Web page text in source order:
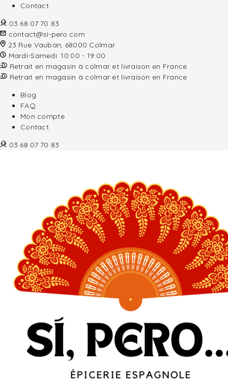
Contact
03 68 07 70 83
contact@si-pero.com
23 Rue Vauban, 68000 Colmar
Mardi-Samedi: 10:00 - 19:00
Retrait en magasin à colmar et livraison en France
Retrait en magasin à colmar et livraison en France
Blog
FAQ
Mon compte
Contact
03 68 07 70 83